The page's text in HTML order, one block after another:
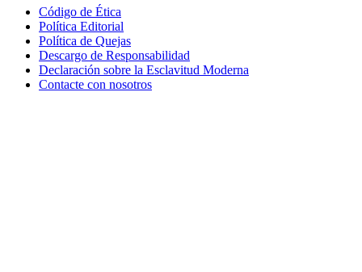
Código de Ética
Política Editorial
Política de Quejas
Descargo de Responsabilidad
Declaración sobre la Esclavitud Moderna
Contacte con nosotros